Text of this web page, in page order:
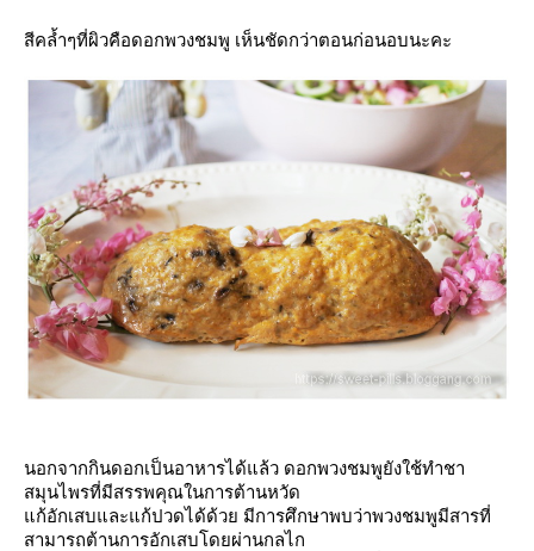
สีคล้ำๆที่ผิวคือดอกพวงชมพู เห็นชัดกว่าตอนก่อนอบนะคะ
นอกจากกินดอกเป็นอาหารได้แล้ว ดอกพวงชมพูยังใช้ทำชา
สมุนไพรที่มีสรรพคุณในการต้านหวัด
ก้อักเสบและแก้ปวดได้ด้วย มีการศึกษาพบว่าพวงชมพูมีสารที่
สามารถต้านการอักเสบโดยผ่านกลไก